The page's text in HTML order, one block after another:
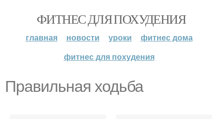
ФИТНЕС ДЛЯ ПОХУДЕНИЯ
главная новости уроки
фитнес дома
фитнес для похудения
Правильная ходьба